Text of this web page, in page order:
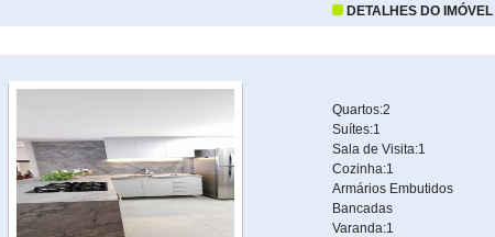
DETALHES DO IMÓVEL
Quartos:2
Suítes:1
Sala de Visita:1
Cozinha:1
Armários Embutidos
Bancadas
Varanda:1